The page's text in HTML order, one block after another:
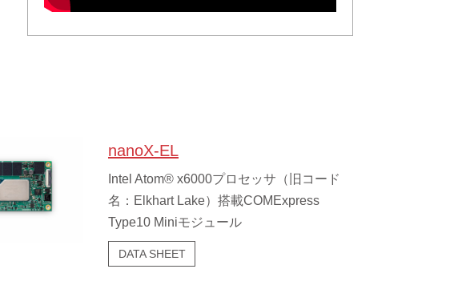
nanoX-EL
Intel Atom® x6000プロセッサ（旧コード
名：Elkhart Lake）搭載COMExpress
Type10 Miniモジュール
DATA SHEET